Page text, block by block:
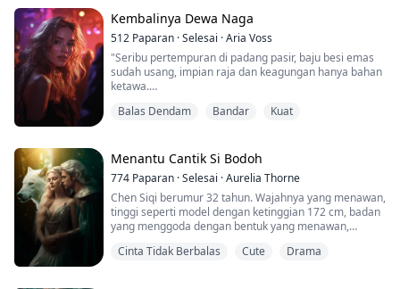
Pak Cik.
Akhirnya, pada suatu malam yang larut, saya tak tahan
lagi dengan suara menggoda dia, lalu saya membuka
pintu bilik tidur Mak Cik...
Kembalinya Dewa Naga
512 Paparan ·Selesai ·Aria Voss
"Seribu pertempuran di padang pasir, baju besi emas
sudah usang, impian raja dan keagungan hanya bahan
ketawa.
tetapi kerana pengkhianat yang jahat,
Suatu hari terjaga, pasti akan mengubah dunia!"
Balas Dendam Bandar Kuat
Menantu Cantik Si Bodoh
774 Paparan ·Selesai ·Aurelia Thorne
Chen Siqi berumur 32 tahun. Wajahnya yang menawan,
tinggi seperti model dengan ketinggian 172 cm, badan
yang menggoda dengan bentuk yang menawan,
matang yang dimilikinya sangat menarik perhatian.
Cinta Tidak Berbalas Cute Drama